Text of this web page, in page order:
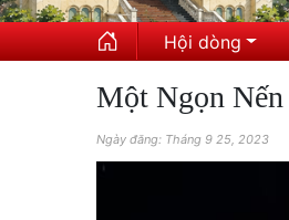
Hội dòng
Một Ngọn
Ngày đăng: Tháng 9 25, 2023